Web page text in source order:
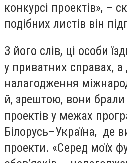
конкурсі проектів», –
подібних листів він
З його слів, ці особи
у приватних справах, а
налагодження
й, зрештою, вони брали
проектів у межах
Білорусь–Україна, де
проекти. «Серед моїх